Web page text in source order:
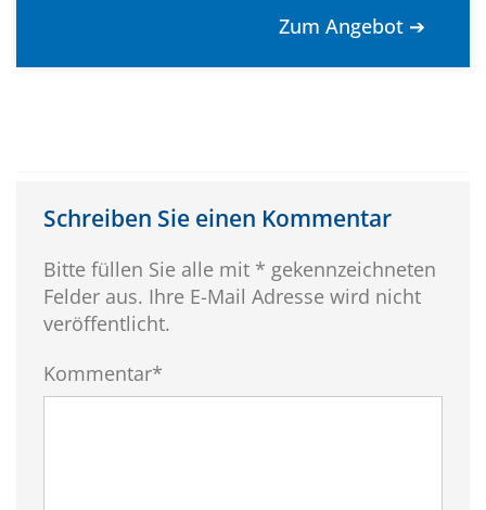
Zum Angebot ➔
Schreiben Sie einen Kommentar
Bitte füllen Sie alle mit * gekennzeichneten
Felder aus. Ihre E-Mail Adresse wird nicht
veröffentlicht.
Kommentar*